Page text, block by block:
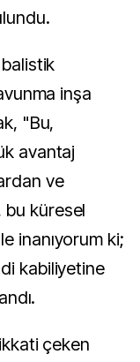
inşa
"Bu,
avantaj
ve
küresel
inanıyorum ki;
kabiliyetine
çeken